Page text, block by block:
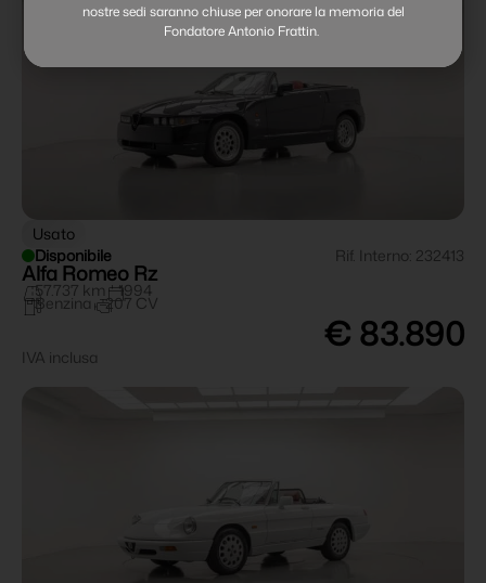
Usato
Disponibile
Rif. Interno: 232413
Alfa Romeo Rz
57.737 km 1994
Benzina 207 CV
€ 83.890
IVA inclusa
nostre sedi saranno chiuse per onorare la memoria del
Fondatore Antonio Frattin.